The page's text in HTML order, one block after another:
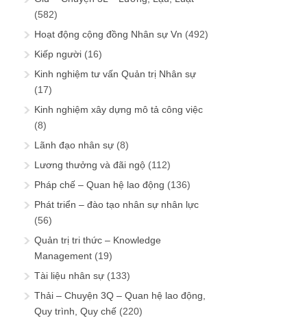
(582)
Hoạt động cộng đồng Nhân sự Vn (492)
Kiếp người (16)
Kinh nghiệm tư vấn Quản trị Nhân sự
(17)
Kinh nghiệm xây dựng mô tả công việc
(8)
Lãnh đạo nhân sự (8)
Lương thưởng và đãi ngộ (112)
Pháp chế – Quan hệ lao động (136)
Phát triển – đào tạo nhân sự nhân lực
(56)
Quản trị tri thức – Knowledge
Management (19)
Tài liệu nhân sự (133)
Thải – Chuyện 3Q – Quan hệ lao động,
Quy trình, Quy chế (220)